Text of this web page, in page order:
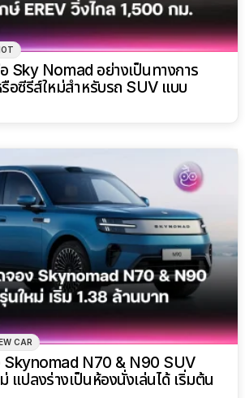
Sky Nomad อย่างเป็นทางการ
อซีรีส์ใหม่สำหรับรถ SUV แบบ
CAR
Skynomad N70 & N90 SUV
แปลงร่างเป็นห้องนั่งเล่นได้ เริ่มต้น